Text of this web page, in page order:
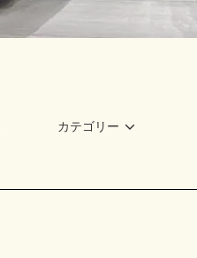
カテゴリー